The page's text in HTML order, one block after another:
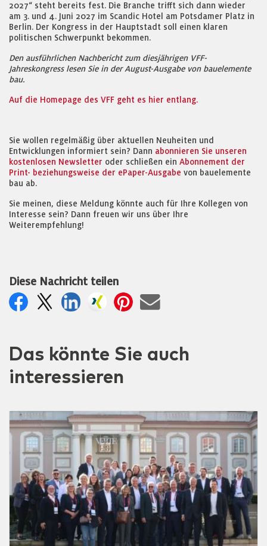
2027“ steht bereits fest. Die Branche trifft sich dann wieder
am 3. und 4. Juni 2027 im Scandic Hotel am Potsdamer Platz in
Berlin. Der Kongress in der Hauptstadt soll einen klaren
politischen Schwerpunkt bekommen.
Den ausführlichen Nachbericht zum diesjährigen VFF-
Jahreskongress lesen Sie in der August-Ausgabe von bauelemente
bau.
Auf die Homepage des VFF geht es hier entlang.
Sie wollen regelmäßig über aktuellen Neuheiten und
Entwicklungen informiert sein? Dann abonnieren Sie unseren
kostenlosen Newsletter oder schließen ein Abonnement der
Print- beziehungsweise der ePaper-Ausgabe von bauelemente
bau ab.
Sie meinen, diese Meldung könnte auch für Ihre Kollegen von
Interesse sein? Dann freuen wir uns über Ihre
Weiterempfehlung!
Diese Nachricht teilen
Das könnte Sie auch
interessieren